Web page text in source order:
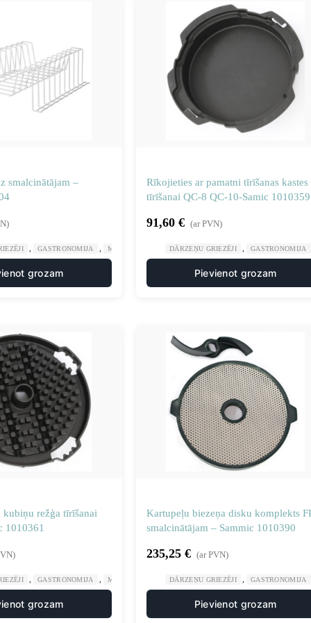
smalcinātājam –
GASTRONOMIJA MANUĀLA UN MEHĀNISKA APSTRĀDE NAŽU DISKI
grozam
Rīkojieties ar pamatni tīrīšanas kastes
tīrīšanai QC-8 QC-10-Samic 1010359
91,60 € (ar PVN)
DĀRZEŅU GRIEZĒJI GASTRONOMIJA
Pievienot grozam
kubiņu režģa tīrīšanai
1010361
GASTRONOMIJA MANUĀLA UN MEHĀNISKA APSTRĀDE NAŽU DISKI
grozam
Kartupeļu biezeņa disku komplekts
smalcinātājam – Sammic 1010390
235,25 € (ar PVN)
DĀRZEŅU GRIEZĒJI GASTRONOMIJA
Pievienot grozam